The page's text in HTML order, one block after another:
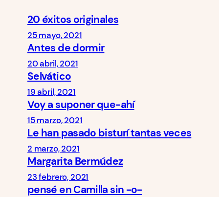
20 éxitos originales
25 mayo, 2021
Antes de dormir
20 abril, 2021
Selvático
19 abril, 2021
Voy a suponer que-ahí
15 marzo, 2021
Le han pasado bisturí tantas veces
2 marzo, 2021
Margarita Bermúdez
23 febrero, 2021
pensé en Camilla sin -o-